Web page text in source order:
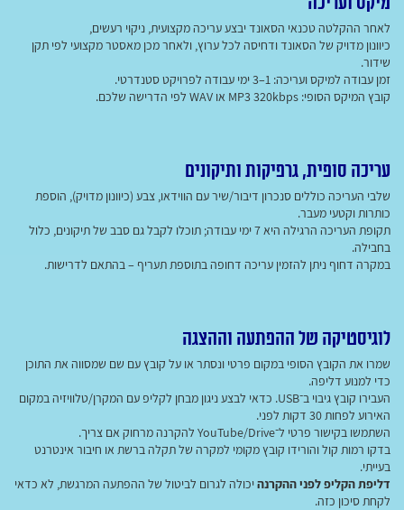
לאחר ההקלטה טכנאי הסאונד יבצע עריכה מקצועית, ניקוי רעשים,
כיוונון מדויק של הסאונד ודחיסה לכל ערוץ, ולאחר מכן מאסטר מקצועי לפי תקן
שידור.
זמן עבודה למיקס ועריכה: 1–3 ימי עבודה לפרויקט סטנדרטי.
קובץ המיקס הסופי: MP3 320kbps או WAV לפי הדרישה שלכם.
עריכה סופית, גרפיקות ותיקונים
שלבי העריכה כוללים סנכרון דיבור/שיר עם הווידאו, צבע (כיוונון מדויק), הוספת
כותרות וקטעי מעבר.
תקופת העריכה הרגילה היא 7 ימי עבודה; תוכלו לקבל גם סבב של תיקונים, כלול
בחבילה.
במקרה דחוף ניתן להזמין עריכה דחופה בתוספת תעריף – בהתאם לדרישות.
לוגיסטיקה של ההפתעה וההצגה
שמרו את הקובץ הסופי במקום פרטי ונסתר או על קובץ עם שם שמסווה את התוכן
כדי למנוע דליפה.
העבירו קובץ גיבוי ב־USB. כדאי לבצע ניגון מבחן לקליפ עם המקרן/טלוויזיה במקום
האירוע לפחות 30 דקות לפני.
השתמשו בקישור פרטי ל־YouTube/Drive להקרנה מרחוק אם צריך.
בדקו רמות קול והורידו קובץ מקומי למקרה של תקלה ברשת או חיבור אינטרנט
בעייתי.
דליפת הקליפ לפני ההקרנהיכולה לגרום לביטול של ההפתעה המרגשת, לא כדאי
לקחת סיכון כזה.